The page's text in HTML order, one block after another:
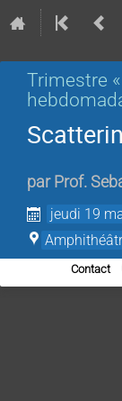
Trimestre
par Prof.
jeudi 19
Contact